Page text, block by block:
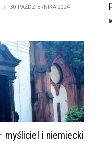
30 PAŹDZIERNIKA 2024
myśliciel i niemiecki